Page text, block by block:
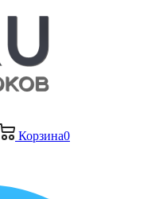
Корзина0